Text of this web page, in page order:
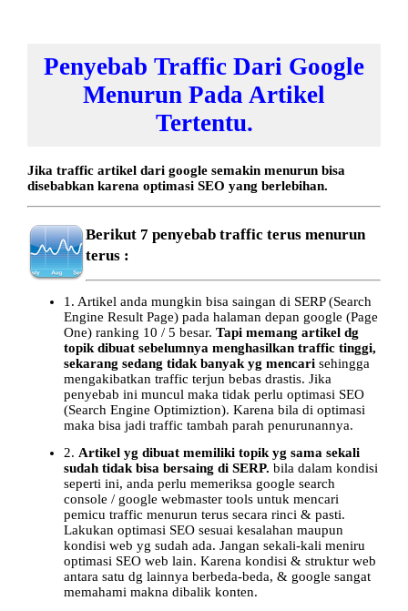
Penyebab Traffic Dari Google
Menurun Pada Artikel
Tertentu.
Jika traffic artikel dari google semakin menurun bisa
disebabkan karena optimasi SEO yang berlebihan.
Berikut 7 penyebab traffic terus menurun
terus :
1. Artikel anda mungkin bisa saingan di SERP (Search
Engine Result Page) pada halaman depan google (Page
One) ranking 10 / 5 besar. Tapi memang artikel dg
topik dibuat sebelumnya menghasilkan traffic tinggi,
sekarang sedang tidak banyak yg mencari sehingga
mengakibatkan traffic terjun bebas drastis. Jika
penyebab ini muncul maka tidak perlu optimasi SEO
(Search Engine Optimiztion). Karena bila di optimasi
maka bisa jadi traffic tambah parah penurunannya.
2. Artikel yg dibuat memiliki topik yg sama sekali
sudah tidak bisa bersaing di SERP. bila dalam kondisi
seperti ini, anda perlu memeriksa google search
console / google webmaster tools untuk mencari
pemicu traffic menurun terus secara rinci & pasti.
Lakukan optimasi SEO sesuai kesalahan maupun
kondisi web yg sudah ada. Jangan sekali-kali meniru
optimasi SEO web lain. Karena kondisi & struktur web
antara satu dg lainnya berbeda-beda, & google sangat
memahami makna dibalik konten.